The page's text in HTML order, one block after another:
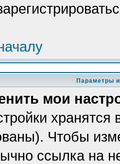
Параметры
мои
Чтобы
ссылка на